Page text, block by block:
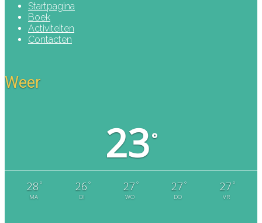
Startpagina
Boek
Activiteiten
Contacten
Weer
23°
28 °
MA
26 °
DI
27 °
WO
27 °
DO
27 °
VR